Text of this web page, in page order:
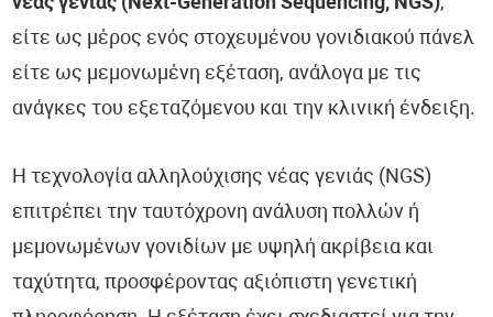
είτε ως μέρος ενός στοχευμένου γονιδιακού πάνελ
είτε ως μεμονωμένη εξέταση, ανάλογα με τις
ανάγκες του εξεταζόμενου και την κλινική ένδειξη.
Η τεχνολογία αλληλούχισης νέας γενιάς (NGS)
επιτρέπει την ταυτόχρονη ανάλυση πολλών ή
μεμονωμένων γονιδίων με υψηλή ακρίβεια και
ταχύτητα, προσφέροντας αξιόπιστη γενετική